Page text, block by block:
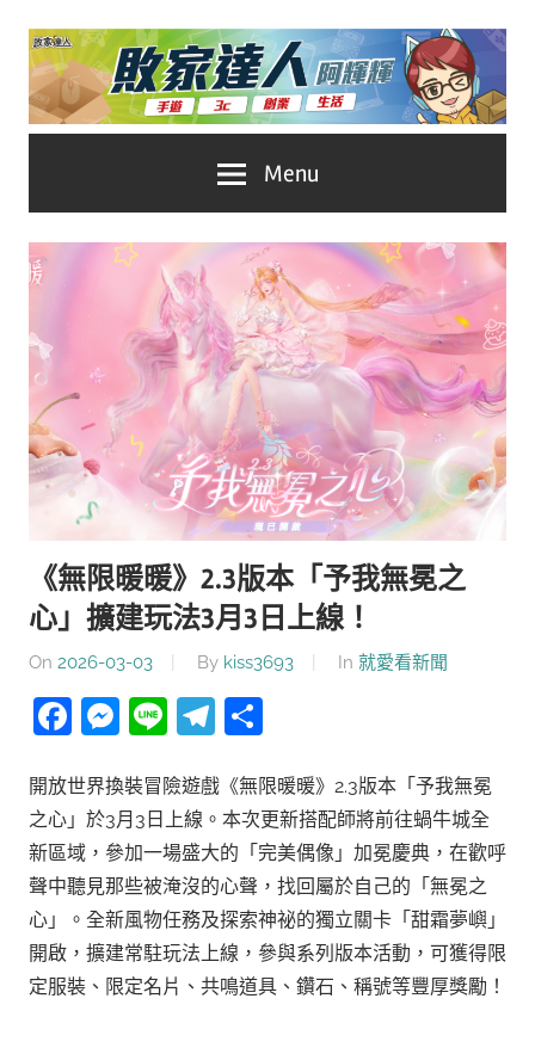
Skip
content
家
達
人
推
薦
No.1
遊
戲
技
自
體。
Menu
《無限暖暖》2.3版本「予我無冕之
心」擴建玩法3月3日上線！
On 2026-03-03 By kiss3693 In 就愛看新聞
Facebook
Messenger
LineTelegram
開放世界換裝冒險遊戲《無限暖暖》2.3版本「予我無冕
之心」於3月3日上線。本次更新搭配師將前往蝸牛城全
新區域，參加一場盛大的「完美偶像」加冕慶典，在歡呼
聲中聽見那些被淹沒的心聲，找回屬於自己的「無冕之
心」。全新風物任務及探索神祕的獨立關卡「甜霜夢嶼」
開啟，擴建常駐玩法上線，參與系列版本活動，可獲得限
定服裝、限定名片、共鳴道具、鑽石、稱號等豐厚獎勵！